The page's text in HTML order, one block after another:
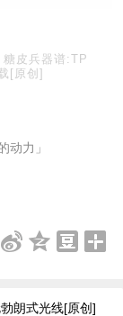
糖皮兵器谱:TP
[原创]
动力」
朗式光线[原创]